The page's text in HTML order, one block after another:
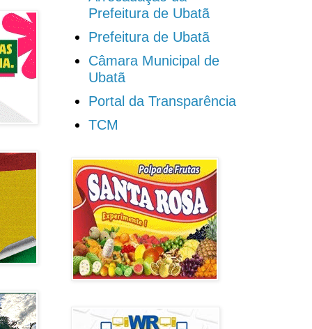
Prefeitura de Ubatã
Prefeitura de Ubatã
Câmara Municipal de
Ubatã
Portal da Transparência
TCM